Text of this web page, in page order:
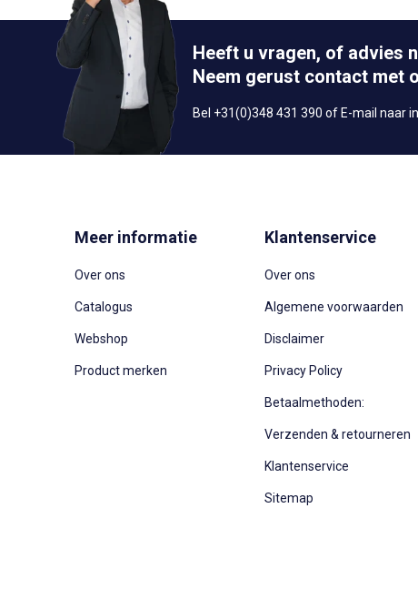
Heeft u vragen, of advies
Neem gerust contact met
Bel +31(0)348 431 390 of E-mail naar
Meer informatie
Over ons
Catalogus
Webshop
Product merken
Klantenservice
Over ons
Algemene voorwaarden
Disclaimer
Privacy Policy
Betaalmethoden:
Verzenden & retourneren
Klantenservice
Sitemap